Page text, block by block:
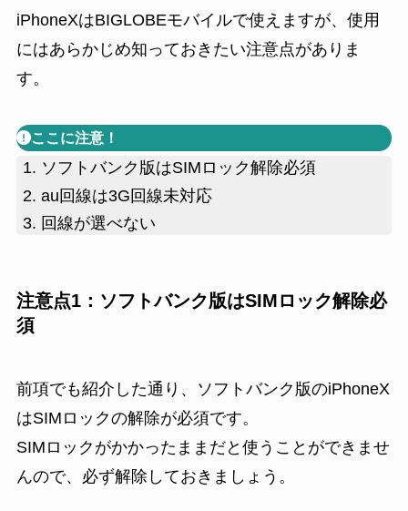
iPhoneXはBIGLOBEモバイルで使えますが、使用
にはあらかじめ知っておきたい注意点がありま
す。
ここに注意！
ソフトバンク版はSIMロック解除必須
au回線は3G回線未対応
回線が選べない
注意点1：ソフトバンク版はSIMロック解除必
須
前項でも紹介した通り、ソフトバンク版のiPhoneX
はSIMロックの解除が必須です。
SIMロックがかかったままだと使うことができませ
んので、必ず解除しておきましょう。